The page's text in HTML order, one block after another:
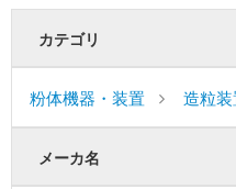
カテゴリ
粉体機器・装置 造粒装
メーカ名